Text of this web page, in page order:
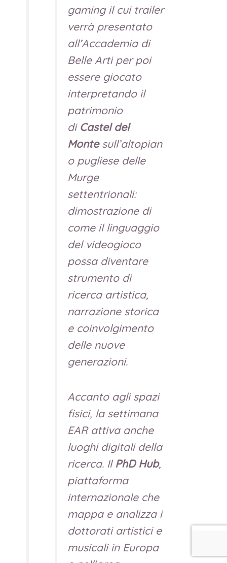
gaming il cui trailer
verrà presentato
all’Accademia di
Belle Arti per poi
essere giocato
interpretando il
patrimonio
di Castel del
Montesull’altopian
o pugliese delle
Murge
settentrionali:
dimostrazione di
come il linguaggio
del videogioco
possa diventare
strumento di
ricerca artistica,
narrazione storica
e coinvolgimento
delle nuove
generazioni.
Accanto agli spazi
fisici, la settimana
EAR attiva anche
luoghi digitali della
ricerca. Il PhD Hub,
piattaforma
internazionale che
mappa e analizza i
dottorati artistici e
musicali in Europa